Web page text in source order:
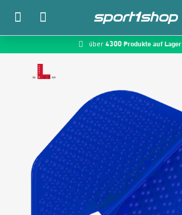
Zum Hauptinhalt springen
über 4300 Produkte auf Lager
McDart.de